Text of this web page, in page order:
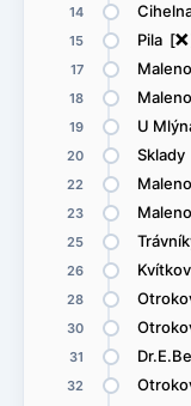
14
15 Pila [ë
17
18
19 U
20
22
23
25
26
28
30
31
32